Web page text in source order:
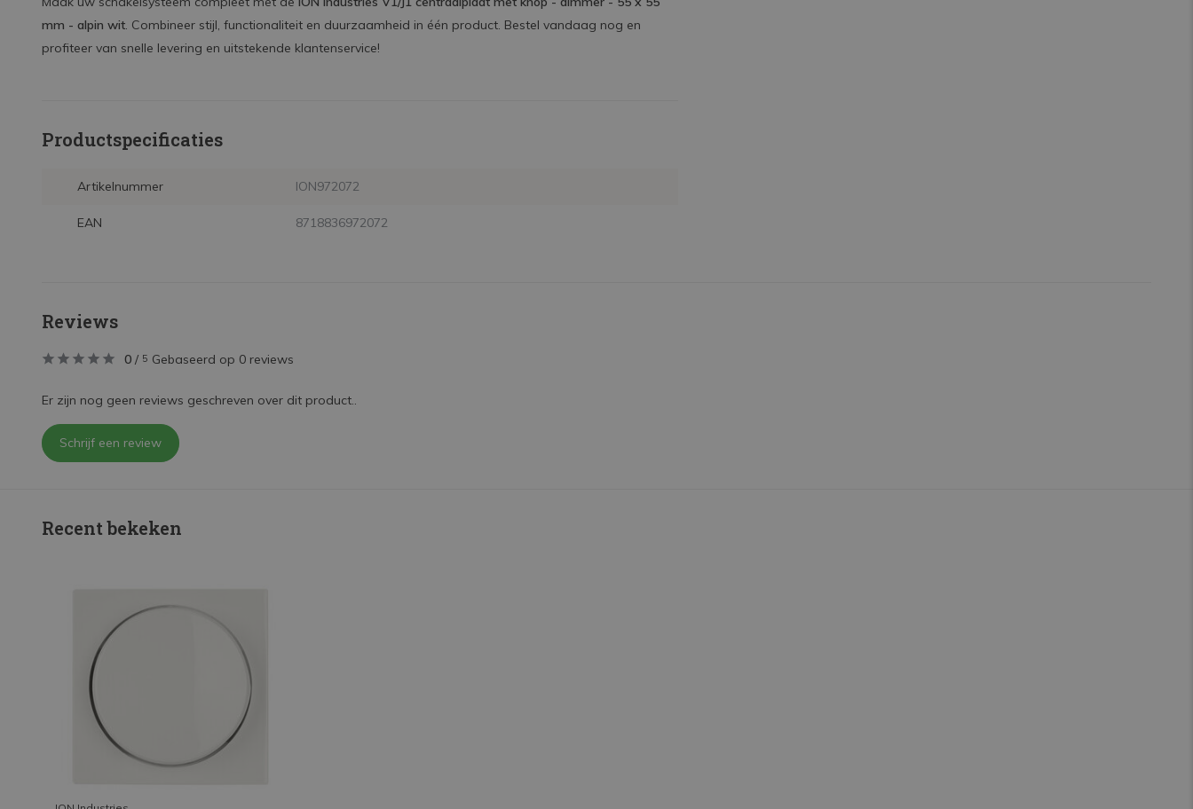
mm - alpin wit. Combineer stijl, functionaliteit en duurzaamheid in één product. Bestel vandaag nog en
profiteer van snelle levering en uitstekende klantenservice!
Productspecificaties
Artikelnummer ION972072
EAN 8718836972072
Reviews
0 / 5 Gebaseerd op 0 reviews
Er zijn nog geen reviews geschreven over dit product..
Schrijf een review
Recent bekeken